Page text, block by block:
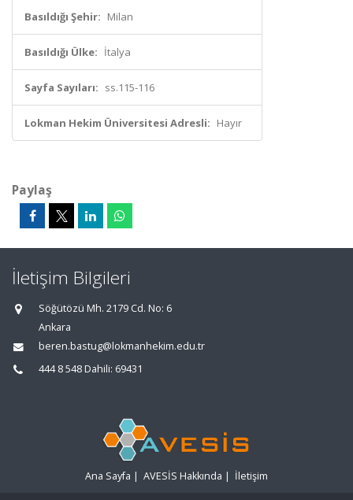
Basıldığı Şehir: Milan
Basıldığı Ülke: İtalya
Sayfa Sayıları: ss.115-116
Lokman Hekim Üniversitesi Adresli: Hayır
Paylaş
İletişim Bilgileri
Söğütözü Mh. 2179 Cd. No: 6
Ankara
beren.bastug@lokmanhekim.edu.tr
444 8 548 Dahili: 69431
Ana Sayfa | AVESİS Hakkında | İletişim